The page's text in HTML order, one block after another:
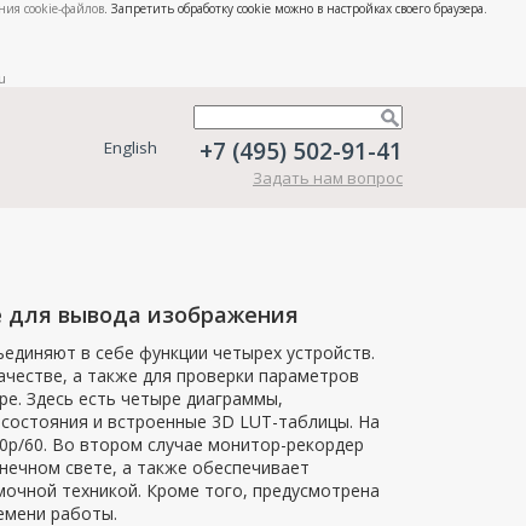
cookie-файлов. Запретить обработку cookie можно в настройках своего браузера.
English +7 (495) 502-91-41
Задать нам вопрос
для вывода изображения
в себе функции четырех устройств.
а также для проверки параметров
Здесь есть четыре диаграммы,
и встроенные 3D LUT-таблицы. На
60. Во втором случае монитор-рекордер
свете, а также обеспечивает
техникой. Кроме того, предусмотрена
работы.